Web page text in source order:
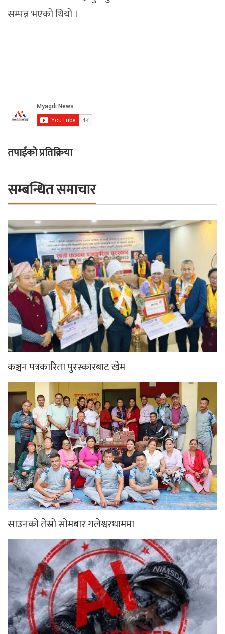
सम्पन्न भएको थियो ।
तपाईको प्रतिक्रिया
सम्बन्धित समाचार
कञ्चन पत्रकारिता पुरस्कारबाट खेम
साउनको तेस्रो सोमबार गलेश्वरधाममा